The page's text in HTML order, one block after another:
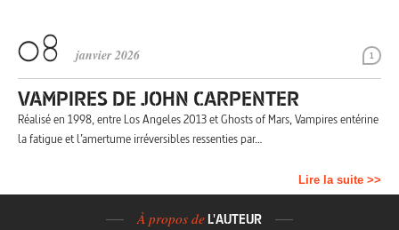
1
janvier 2026
VAMPIRES DE JOHN CARPENTER
Réalisé en 1998, entre Los Angeles 2013 et Ghosts of Mars, Vampires entérine
la fatigue et l’amertume irréversibles ressenties par…
Lire la suite >>
À propos de L'AUTEUR